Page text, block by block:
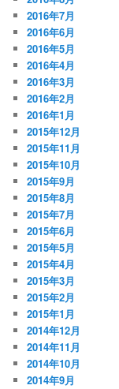
2016年7月
2016年6月
2016年5月
2016年4月
2016年3月
2016年2月
2016年1月
2015年12月
2015年11月
2015年10月
2015年9月
2015年8月
2015年7月
2015年6月
2015年5月
2015年4月
2015年3月
2015年2月
2015年1月
2014年12月
2014年11月
2014年10月
2014年9月